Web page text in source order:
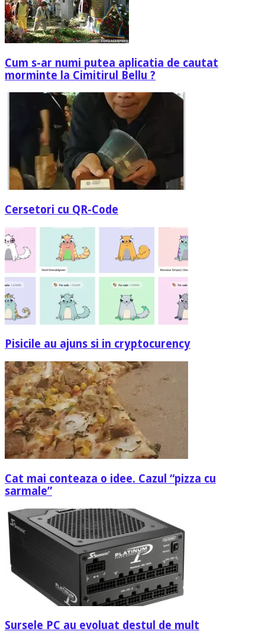
Cum s-ar numi putea aplicatia de cautat
morminte la Cimitirul Bellu ?
Cersetori cu QR-Code
Pisicile au ajuns si in cryptocurency
Cat mai conteaza o idee. Cazul “pizza cu
sarmale”
Sursele PC au evoluat destul de mult